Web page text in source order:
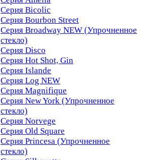
Серия Bicolic
Серия Bourbon Street
Серия Broadway NEW (Упрочненное
стекло)
Серия Disco
Серия Hot Shot, Gin
Серия Islande
Серия Log NEW
Серия Magnifique
Серия New York (Упрочненное
стекло)
Серия Norvege
Серия Old Square
Серия Princesa (Упрочненное
стекло)